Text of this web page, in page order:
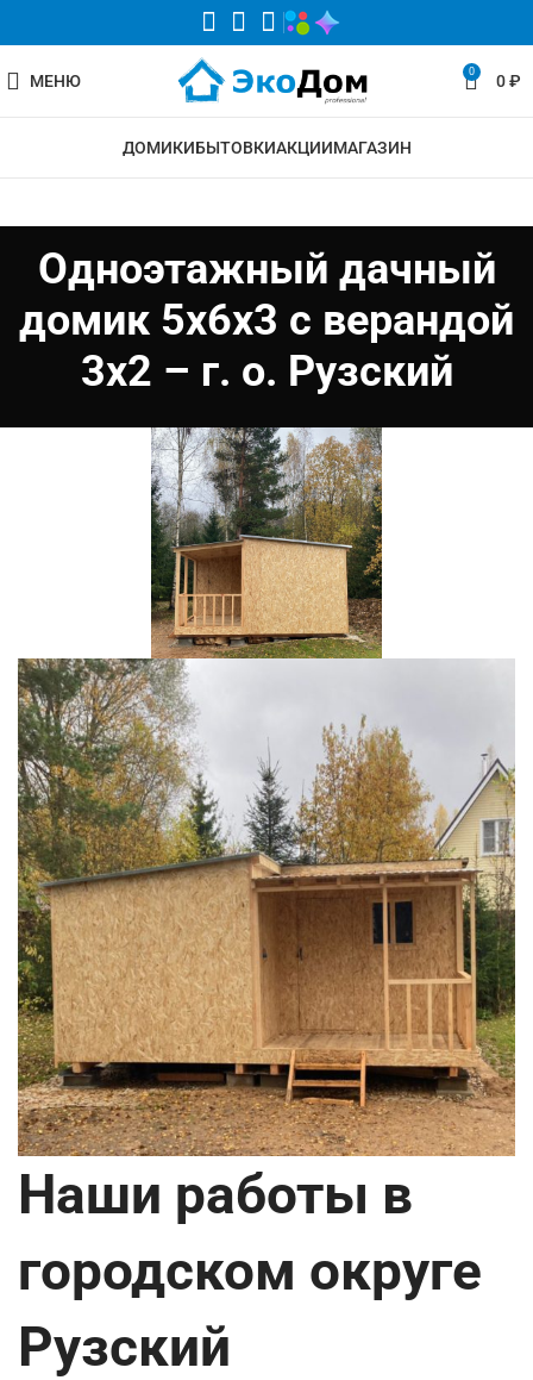
МЕНЮ 0 0₽
ДОМИКИБЫТОВКИАКЦИИМАГАЗИН
Одноэтажный дачный
домик 5х6х3 с верандой
3х2 – г. о. Рузский
Наши работы в
городском округе
Рузский